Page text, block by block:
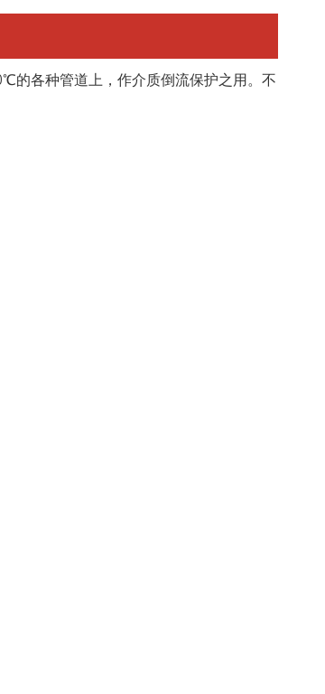
的各种管道上，作介质倒流保护之用。不